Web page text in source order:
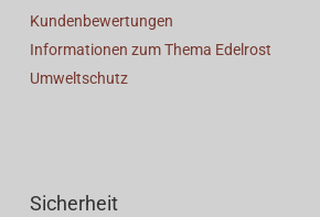
Kundenbewertungen
Informationen zum Thema Edelrost
Umweltschutz
Sicherheit